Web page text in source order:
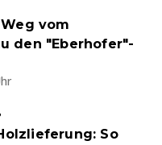
vom
den "Eberhofer"-
So